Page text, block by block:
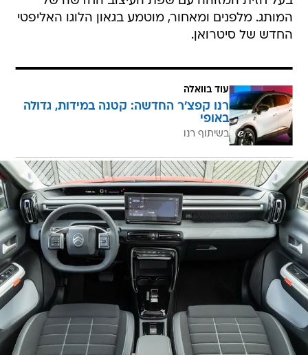
המותג. מלפנים ומאחור, מוטמע בגאון הלוגו האליפטי
החדש של סיטרואן.
עוד בוואלה
רנו קפצ'ר החדשה: קטנה במידות, גדולה
באופי
בשיתוף רנו